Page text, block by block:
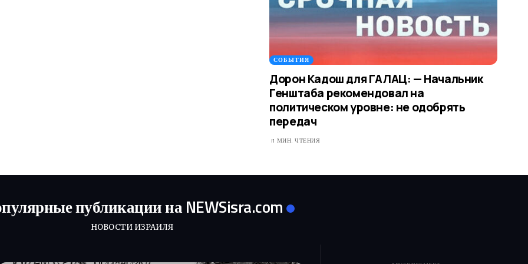
СОБЫТИЯ
Дорон Кадош для ГАЛАЦ: — Начальник
Генштаба рекомендовал на
политическом уровне: не одобрять
передач
1 МИН. ЧТЕНИЯ
публикации на NEWSisra.com
НОВОСТИ ИЗРАИЛЯ